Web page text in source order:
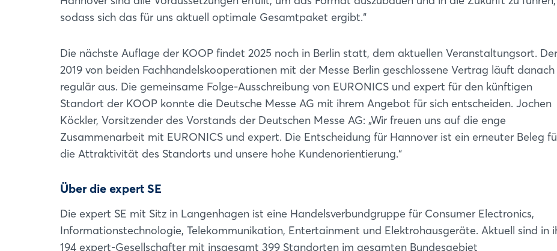
sodass sich das für uns aktuell optimale Gesamtpaket ergibt.“
Die nächste Auflage der KOOP findet 2025 noch in Berlin statt, dem aktuellen Veranstaltungsort. Der
2019 von beiden Fachhandelskooperationen mit der Messe Berlin geschlossene Vertrag läuft danach
regulär aus. Die gemeinsame Folge-Ausschreibung von EURONICS und expert für den künftigen
Standort der KOOP konnte die Deutsche Messe AG mit ihrem Angebot für sich entscheiden. Jochen
Köckler, Vorsitzender des Vorstands der Deutschen Messe AG: „Wir freuen uns auf die enge
Zusammenarbeit mit EURONICS und expert. Die Entscheidung für Hannover ist ein erneuter Beleg
die Attraktivität des Standorts und unsere hohe Kundenorientierung.“
Über die expert SE
Die expert SE mit Sitz in Langenhagen ist eine Handelsverbundgruppe für Consumer Electronics,
Informationstechnologie, Telekommunikation, Entertainment und Elektrohausgeräte. Aktuell sind in
194 expert-Gesellschafter mit insgesamt 399 Standorten im gesamten Bundesgebiet